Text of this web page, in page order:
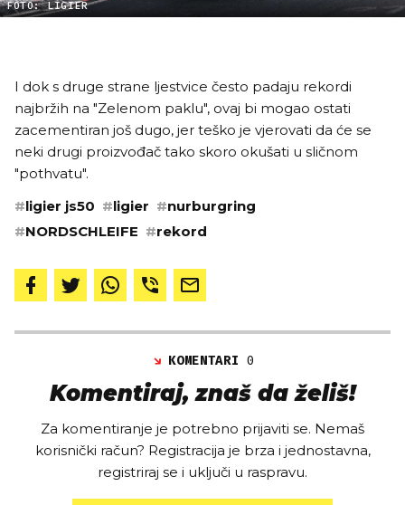
FOTO: LIGIER
I dok s druge strane ljestvice često padaju rekordi
najbržih na "Zelenom paklu", ovaj bi mogao ostati
zacementiran još dugo, jer teško je vjerovati da će se
neki drugi proizvođač tako skoro okušati u sličnom
"pothvatu".
#ligier js50 #ligier #nurburgring
#NORDSCHLEIFE #rekord
KOMENTARI0
Komentiraj, znaš da želiš!
Za komentiranje je potrebno prijaviti se. Nemaš
korisnički račun? Registracija je brza i jednostavna,
registriraj se i uključi u raspravu.